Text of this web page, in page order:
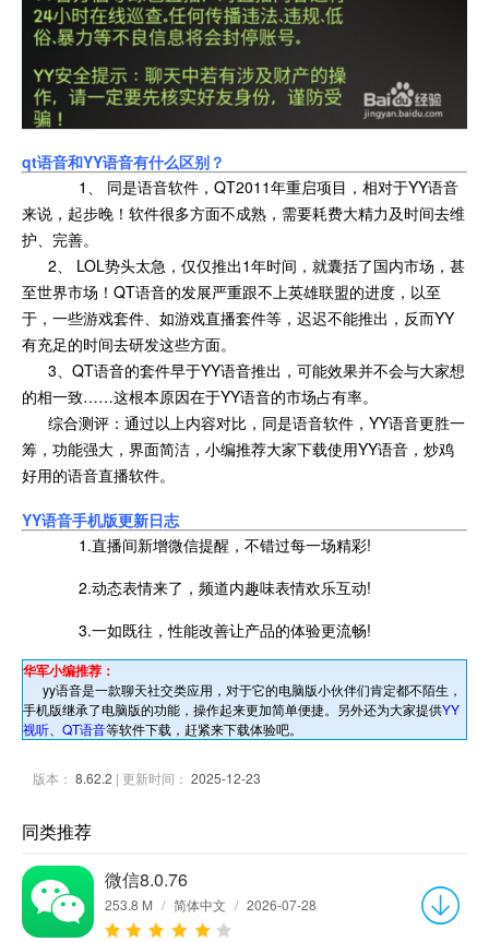
qt语音和YY语音有什么区别？
1、 同是语音软件，QT2011年重启项目，相对于YY语音
来说，起步晚！软件很多方面不成熟，需要耗费大精力及时间去维
护、完善。
2、 LOL势头太急，仅仅推出1年时间，就囊括了国内市场，甚
至世界市场！QT语音的发展严重跟不上英雄联盟的进度，以至
于，一些游戏套件、如游戏直播套件等，迟迟不能推出，反而YY
有充足的时间去研发这些方面。
3、QT语音的套件早于YY语音推出，可能效果并不会与大家想
的相一致……这根本原因在于YY语音的市场占有率。
综合测评：通过以上内容对比，同是语音软件，YY语音更胜一
筹，功能强大，界面简洁，小编推荐大家下载使用YY语音，炒鸡
好用的语音直播软件。
YY语音手机版更新日志
1.直播间新增微信提醒，不错过每一场精彩!
2.动态表情来了，频道内趣味表情欢乐互动!
3.一如既往，性能改善让产品的体验更流畅!
华军小编推荐：
yy语音是一款聊天社交类应用，对于它的电脑版小伙伴们肯定都不陌生，
手机版继承了电脑版的功能，操作起来更加简单便捷。另外还为大家提供YY
视听、 QT语音等软件下载，赶紧来下载体验吧。
版本： 8.62.2 | 更新时间： 2025-12-23
同类推荐
微信8.0.76
253.8 M / 简体中文 / 2026-07-28